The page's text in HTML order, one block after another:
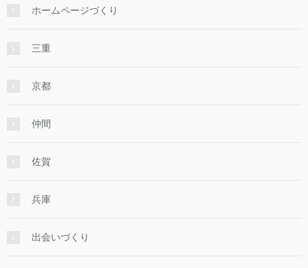
ホームページづくり
三重
京都
仲間
佐賀
兵庫
出会いづくり